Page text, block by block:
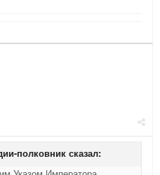
полковник сказал: